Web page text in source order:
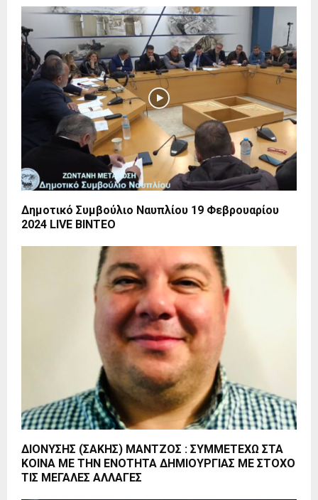
Δημοτικό Συμβούλιο Ναυπλίου 19 Φεβρουαρίου
2024 LIVE BINTEO
ΔΙΟΝΥΣΗΣ (ΣΑΚΗΣ) ΜΑΝΤΖΟΣ : ΣΥΜΜΕΤΕΧΩ ΣΤΑ
ΚΟΙΝΑ ΜΕ ΤΗΝ ΕΝΟΤΗΤΑ ΔΗΜΙΟΥΡΓΙΑΣ ΜΕ ΣΤΟΧΟ
ΤΙΣ ΜΕΓΑΛΕΣ ΑΛΛΑΓΕΣ